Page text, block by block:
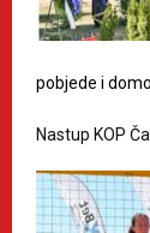
pobjede i
Nastup KOP